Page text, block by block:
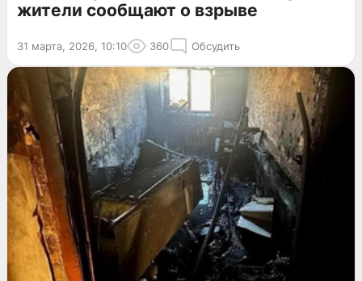
жители сообщают о взрыве
31 марта, 2026, 10:10 360 Обсудить